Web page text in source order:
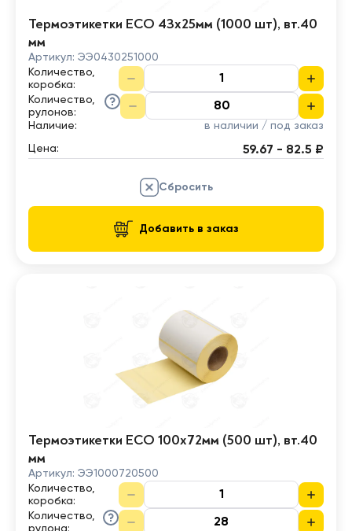
Термоэтикетки ECO 43х25мм (1000 шт), вт.40
мм
Артикул: ЭЭ0430251000
Количество,
коробка:
Количество,
рулонов:
Наличие:
в наличии / под заказ
Цена: 59.67 - 82.5 ₽
Сбросить
Добавить в заказ
Термоэтикетки ECO 100х72мм (500 шт), вт.40
мм
Артикул: ЭЭ1000720500
Количество,
коробка:
Количество,
рулона: